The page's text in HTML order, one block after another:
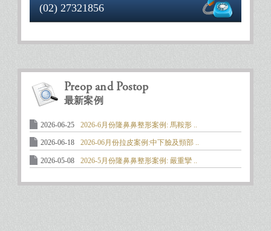
(02) 27321856
Preop and Postop
最新案例
2026-06-25 2026-6月份隆鼻鼻整形案例: 馬鞍形 ..
2026-06-18 2026-06月份拉皮案例:中下臉及頸部 ..
2026-05-08 2026-5月份隆鼻鼻整形案例: 嚴重攣 ..